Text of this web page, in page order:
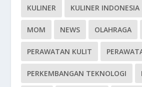
KULINER KULINER INDONESIA
MOM NEWS OLAHRAGA
PERAWATAN KULIT
PERKEMBANGAN TEKNOLOGI